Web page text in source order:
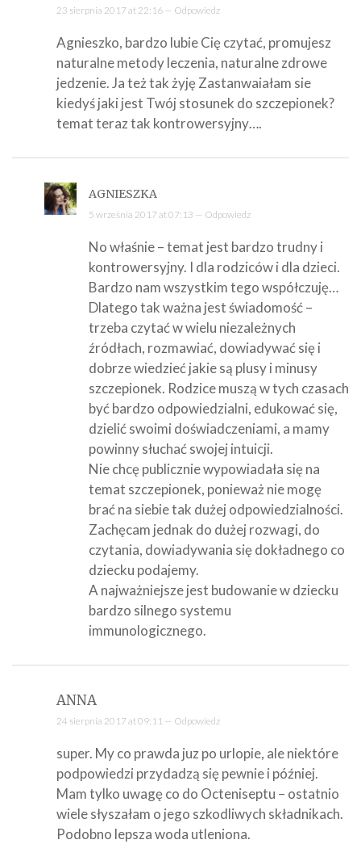
23 sierpnia 2017 at 22:16 — Odpowiedz
Agnieszko, bardzo lubie Cię czytać, promujesz
naturalne metody leczenia, naturalne zdrowe
jedzenie. Ja też tak żyję Zastanwaiałam sie
kiedyś jaki jest Twój stosunek do szczepionek?
temat teraz tak kontrowersyjny….
AGNIESZKA
5 września 2017 at 07:13 — Odpowiedz
No właśnie – temat jest bardzo trudny i
kontrowersyjny. I dla rodziców i dla dzieci.
Bardzo nam wszystkim tego współczuję…
Dlatego tak ważna jest świadomość –
trzeba czytać w wielu niezależnych
źródłach, rozmawiać, dowiadywać się i
dobrze wiedzieć jakie są plusy i minusy
szczepionek. Rodzice muszą w tych czasach
być bardzo odpowiedzialni, edukować się,
dzielić swoimi doświadczeniami, a mamy
powinny słuchać swojej intuicji.
Nie chcę publicznie wypowiadała się na
temat szczepionek, ponieważ nie mogę
brać na siebie tak dużej odpowiedzialności.
Zachęcam jednak do dużej rozwagi, do
czytania, dowiadywania się dokładnego co
dziecku podajemy.
A najważniejsze jest budowanie w dziecku
bardzo silnego systemu
immunologicznego.
ANNA
24 sierpnia 2017 at 09:11 — Odpowiedz
super. My co prawda juz po urlopie, ale niektóre
podpowiedzi przydadzą się pewnie i później.
Mam tylko uwagę co do Octeniseptu – ostatnio
wiele słyszałam o jego szkodliwych składnikach.
Podobno lepsza woda utleniona.